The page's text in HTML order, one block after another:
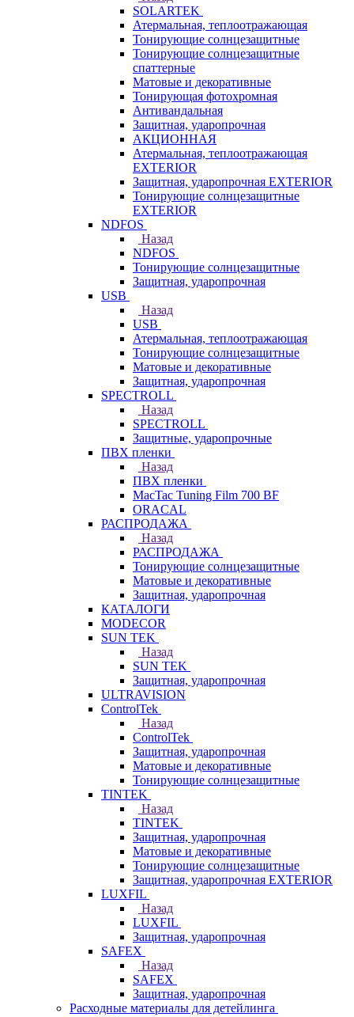
SOLARTEK
Атермальная, теплоотражающая
Тонирующие солнцезащитные
Тонирующие солнцезащитные
спаттерные
Матовые и декоративные
Тонирующая фотохромная
Антивандальная
Защитная, ударопрочная
АКЦИОННАЯ
Атермальная, теплоотражающая
EXTERIOR
Защитная, ударопрочная EXTERIOR
Тонирующие солнцезащитные
EXTERIOR
NDFOS
Назад
NDFOS
Тонирующие солнцезащитные
Защитная, ударопрочная
USB
Назад
USB
Атермальная, теплоотражающая
Тонирующие солнцезащитные
Матовые и декоративные
Защитная, ударопрочная
SPECTROLL
Назад
SPECTROLL
Защитные, ударопрочные
ПВХ пленки
Назад
ПВХ пленки
MacTac Tuning Film 700 BF
ORACAL
РАСПРОДАЖА
Назад
РАСПРОДАЖА
Тонирующие солнцезащитные
Матовые и декоративные
Защитная, ударопрочная
КАТАЛОГИ
MODECOR
SUN TEK
Назад
SUN TEK
Защитная, ударопрочная
ULTRAVISION
ControlTek
Назад
ControlTek
Защитная, ударопрочная
Матовые и декоративные
Тонирующие солнцезащитные
TINTEK
Назад
TINTEK
Защитная, ударопрочная
Матовые и декоративные
Тонирующие солнцезащитные
Защитная, ударопрочная EXTERIOR
LUXFIL
Назад
LUXFIL
Защитная, ударопрочная
SAFEX
Назад
SAFEX
Защитная, ударопрочная
Расходные материалы для детейлинга